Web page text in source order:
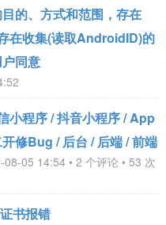
的、方式和范围，存在
在收集(读取AndroidID)的
同意
小程序 / 抖音小程序 / App
修Bug / 后台 / 后端 / 前端
05 14:54 • 2 个评论 • 53 次
书报错